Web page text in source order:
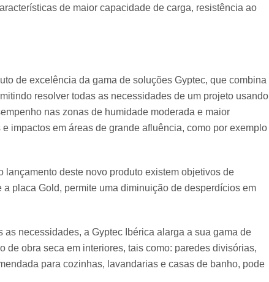
de maior capacidade de carga, resistência ao
de excelência da gama de soluções Gyptec, que combina
resolver todas as necessidades de um projeto usando
nas zonas de humidade moderada e maior
impactos em áreas de grande afluência, como por exemplo
deste novo produto existem objetivos de
placa Gold, permite uma diminuição de desperdícios em
necessidades, a Gyptec Ibérica alarga a sua gama de
de obra seca em interiores, tais como: paredes divisórias,
para cozinhas, lavandarias e casas de banho, pode